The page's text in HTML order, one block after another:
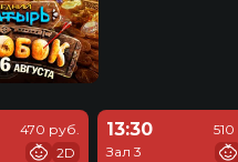
470 руб.
2D
13:30
Зал 3